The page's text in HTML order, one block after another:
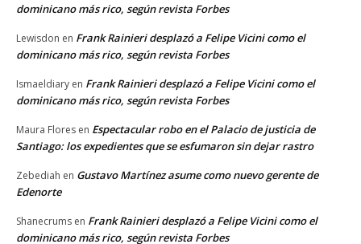
dominicano más rico, según revista Forbes
Lewisdon en Frank Rainieri desplazó a Felipe Vicini como el
dominicano más rico, según revista Forbes
Ismaeldiary en Frank Rainieri desplazó a Felipe Vicini como el
dominicano más rico, según revista Forbes
Maura Flores en Espectacular robo en el Palacio de justicia de
Santiago: los expedientes que se esfumaron sin dejar rastro
Zebediah en Gustavo Martínez asume como nuevo gerente de
Edenorte
Shanecrums en Frank Rainieri desplazó a Felipe Vicini como el
dominicano más rico, según revista Forbes